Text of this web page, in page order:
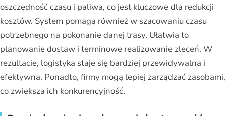
oszczędność czasu i paliwa, co jest kluczowe dla redukcji
kosztów. System pomaga również w szacowaniu czasu
potrzebnego na pokonanie danej trasy. Ułatwia to
planowanie dostaw i terminowe realizowanie zleceń. W
rezultacie, logistyka staje się bardziej przewidywalna i
efektywna. Ponadto, firmy mogą lepiej zarządzać zasobami,
co zwiększa ich konkurencyjność.